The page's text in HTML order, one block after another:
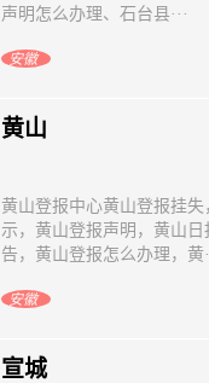
声明怎么办理、石台县···
安徽
黄山
黄山登报中心黄山登报挂
示，黄山登报声明，黄山
告，黄山登报怎么办理，黄
安徽
宣城